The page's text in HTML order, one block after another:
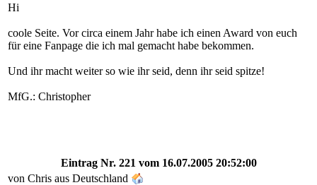
Hi
coole Seite. Vor circa einem Jahr habe ich einen Award von euch
für eine Fanpage die ich mal gemacht habe bekommen.
Und ihr macht weiter so wie ihr seid, denn ihr seid spitze!
MfG.: Christopher
Eintrag Nr. 221 vom 16.07.2005 20:52:00
von Chris aus Deutschland